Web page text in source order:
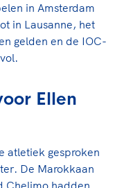
in Amsterdam
in Lausanne, het
gelden en de IOC-
Ellen
atletiek gesproken
De Marokkaan
Chelimo hadden